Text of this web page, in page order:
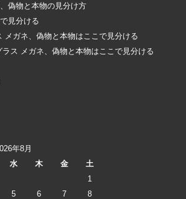
偽物と本物の見分け方
見分ける
メガネ、偽物と本物はここで見分ける
ラス メガネ、偽物と本物はここで見分ける
年8月
水 木 金
土
1
5 6 7
8